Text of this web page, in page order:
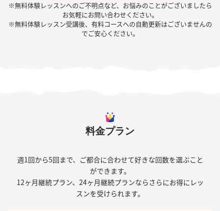
※無料体験レッスンへのご不明点など、お悩みのことがございましたら
お気軽にお問い合わせください。
※無料体験レッスン受講後、有料コースへの自動更新はございませんの
でご安心ください。
料金プラン
週1回から5回まで、ご都合に合わせて好きな回数を選ぶこと
ができます。
12ヶ月継続プラン、24ヶ月継続プランならさらにお得にレッ
スンを受けられます。